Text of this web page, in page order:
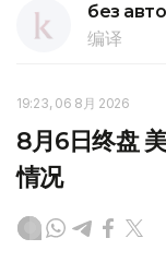
без
编译
19:23, 06 8月 2026
8月6日终盘
情况